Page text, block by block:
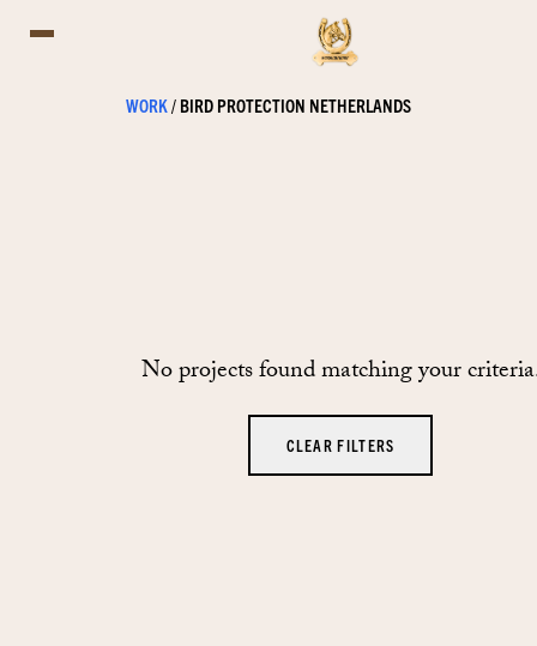
WORK/ BIRD PROTECTION NETHERLANDS
No projects found matching your
CLEAR FILTERS